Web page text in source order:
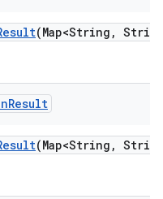
(Map<String ,
Result
(Map<String ,